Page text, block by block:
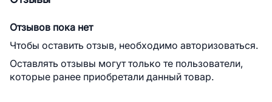
Отзывов пока нет
Чтобы оставить отзыв, необходимо авторизоваться.
Оставлять отзывы могут только те пользователи,
которые ранее приобретали данный товар.